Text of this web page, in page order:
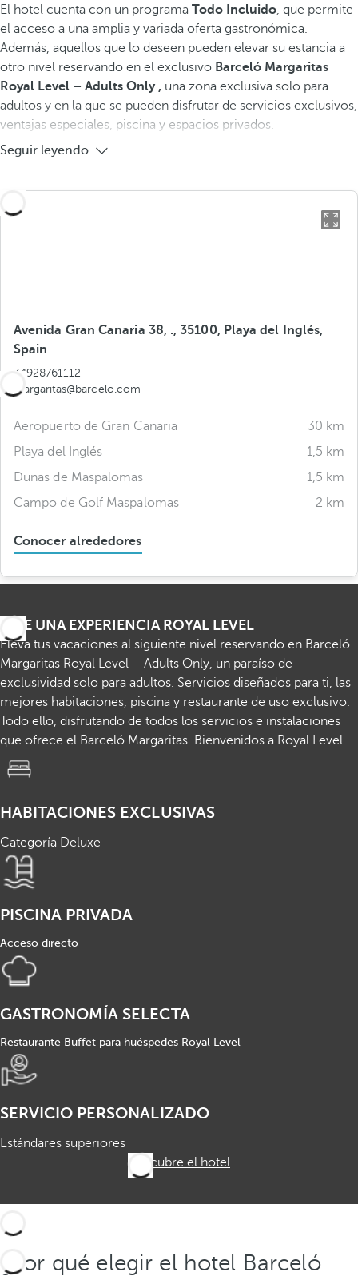
El hotel cuenta con un programa Todo Incluido, que permite
el acceso a una amplia y variada oferta gastronómica.
Además, aquellos que lo deseen pueden elevar su estancia a
otro nivel reservando en el exclusivo Barceló Margaritas
Royal Level – Adults Only , una zona exclusiva solo para
adultos y en la que se pueden disfrutar de servicios exclusivos,
ventajas especiales, piscina y espacios privados.
Seguir leyendo
Avenida Gran Canaria 38, ., 35100, Playa del Inglés,
Spain
34928761112
margaritas@barcelo.com
Aeropuerto de Gran Canaria
30 km
Playa del Inglés
1,5 km
Dunas de Maspalomas
1,5 km
Campo de Golf Maspalomas
2 km
Conocer alrededores
VIVE UNA EXPERIENCIA ROYAL LEVEL
Eleva tus vacaciones al siguiente nivel reservando en Barceló
Margaritas Royal Level – Adults Only, un paraíso de
exclusividad solo para adultos. Servicios diseñados para ti, las
mejores habitaciones, piscina y restaurante de uso exclusivo.
Todo ello, disfrutando de todos los servicios e instalaciones
que ofrece el Barceló Margaritas. Bienvenidos a Royal Level.
HABITACIONES EXCLUSIVAS
Categoría Deluxe
PISCINA PRIVADA
Acceso directo
GASTRONOMÍA SELECTA
Restaurante Buffet para huéspedes Royal Level
SERVICIO PERSONALIZADO
Estándares superiores
Descubre el hotel
¿Por qué elegir el hotel Barceló